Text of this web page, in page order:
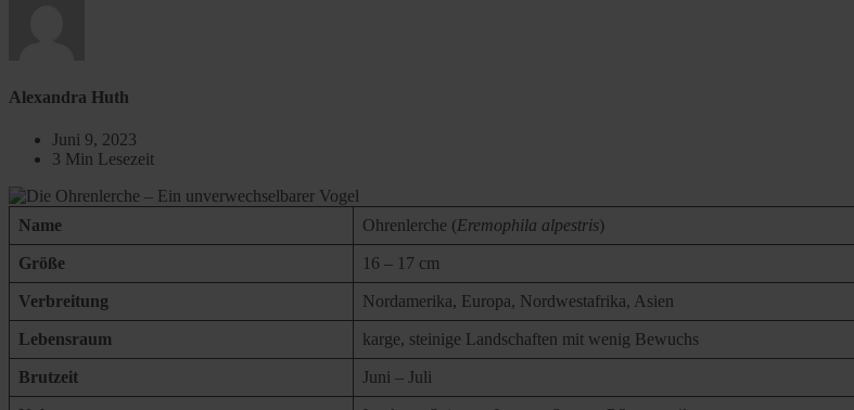
Alexandra Huth
Juni 9, 2023
3 Min Lesezeit
Name Ohrenlerche (Eremophila alpestris)
Größe 16 – 17 cm
Verbreitung Nordamerika, Europa, Nordwestafrika, Asien
Lebensraum karge, steinige Landschaften mit wenig Bewuchs
Brutzeit Juni – Juli